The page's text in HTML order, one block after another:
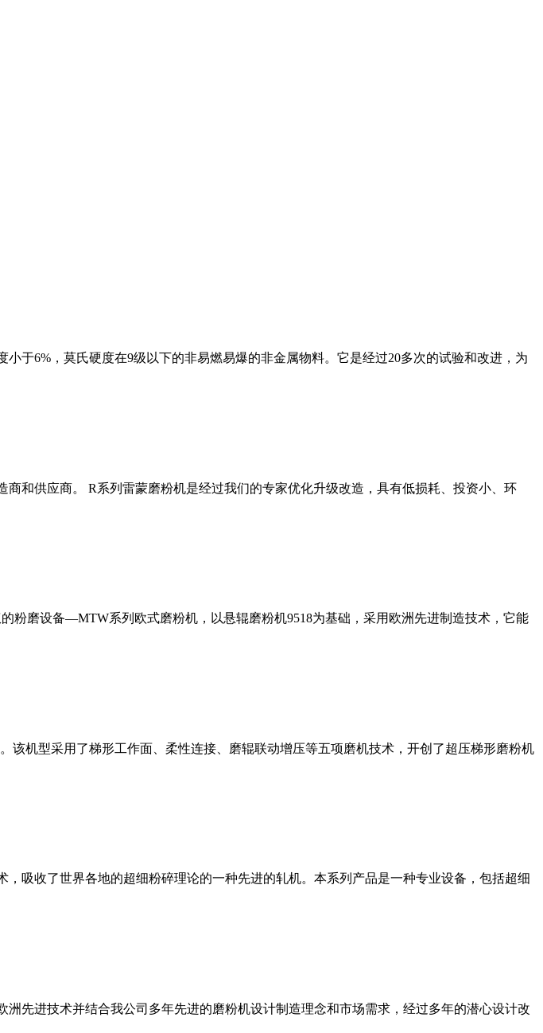
于6%，莫氏硬度在9级以下的非易燃易爆的非金属物料。它是经过20多次的试验和改进，为
和供应商。 R系列雷蒙磨粉机是经过我们的专家优化升级改造，具有低损耗、投资小、环
粉磨设备—MTW系列欧式磨粉机，以悬辊磨粉机9518为基础，采用欧洲先进制造技术，它能
机型采用了梯形工作面、柔性连接、磨辊联动增压等五项磨机技术，开创了超压梯形磨粉机
吸收了世界各地的超细粉碎理论的一种先进的轧机。本系列产品是一种专业设备，包括超细
先进技术并结合我公司多年先进的磨粉机设计制造理念和市场需求，经过多年的潜心设计改